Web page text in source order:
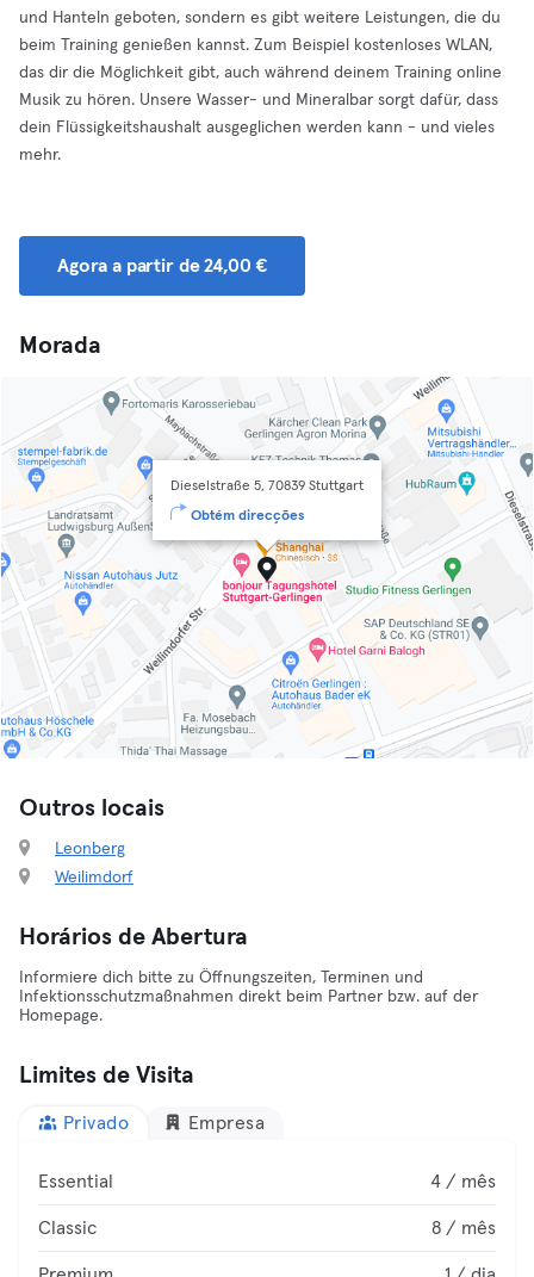
und Hanteln geboten, sondern es gibt weitere Leistungen, die du
beim Training genießen kannst. Zum Beispiel kostenloses WLAN,
das dir die Möglichkeit gibt, auch während deinem Training online
Musik zu hören. Unsere Wasser- und Mineralbar sorgt dafür, dass
dein Flüssigkeitshaushalt ausgeglichen werden kann - und vieles
mehr.
Agora a partir de 24,00 €
Morada
Dieselstraße 5, 70839 Stuttgart
Obtém direcções
Outros locais
Leonberg
Weilimdorf
Horários de Abertura
Informiere dich bitte zu Öffnungszeiten, Terminen und
Infektionsschutzmaßnahmen direkt beim Partner bzw. auf der
Homepage.
Limites de Visita
Privado Empresa
Essential 4 / mês
Classic 8 / mês